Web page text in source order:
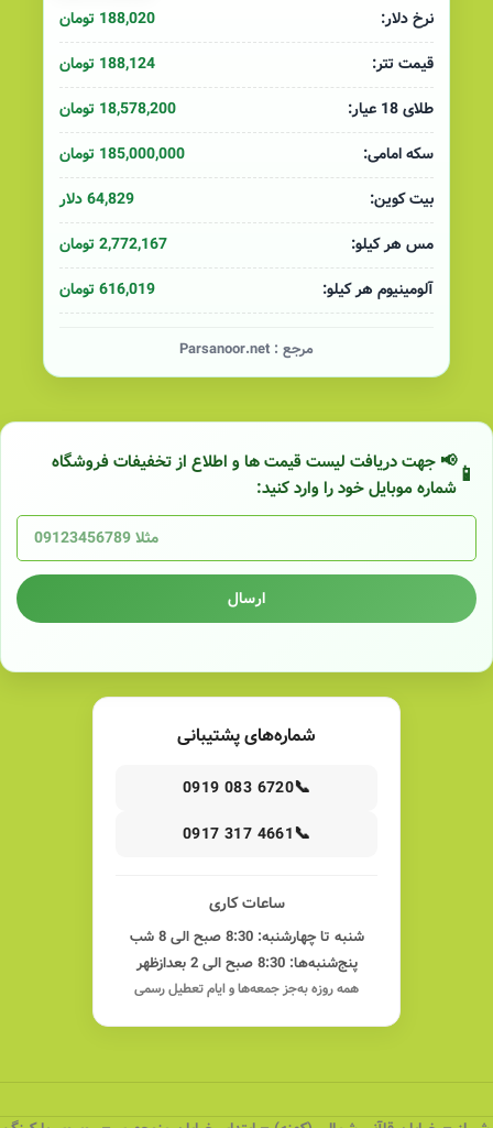
نرخ دلار:
188,020 تومان
قیمت تتر:
188,124 تومان
طلای 18 عیار:
18,578,200 تومان
سکه امامی:
185,000,000 تومان
بیت کوین:
64,829 دلار
مس هر کیلو:
2,772,167 تومان
آلومینیوم هر کیلو:
616,019 تومان
مرجع : Parsanoor.net
📢 جهت دریافت لیست قیمت ها و اطلاع از تخفیفات فروشگاه
شماره موبایل خود را وارد کنید:
ارسال
شماره‌های پشتیبانی
📞
0919 083 6720
📞
0917 317 4661
ساعات کاری
شنبه تا چهارشنبه: 8:30 صبح الی 8 شب
پنج‌شنبه‌ها: 8:30 صبح الی 2 بعدازظهر
همه روزه به‌جز جمعه‌ها و ایام تعطیل رسمی